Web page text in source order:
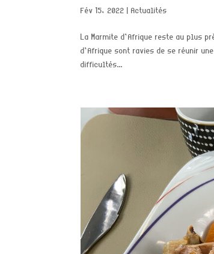
Fév 15, 2022 |Actualités
La Marmite d’Afrique reste au plus
d’Afrique sont ravies de se réunir
difficultés...